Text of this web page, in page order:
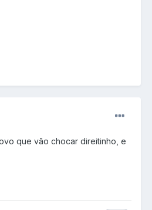
que vão chocar direitinho, e